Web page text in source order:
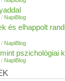
/ NapiBlog
és elhappolt
/ NapiBlog
pszichológiai
/ NapiBlog